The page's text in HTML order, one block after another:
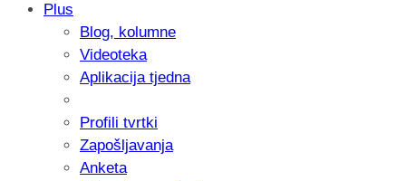
Samsung otkrio kako je nastajala
donijelo tanje i izdržljivije preklopne
Plus
Blog, kolumne
Videoteka
Aplikacija tjedna
Profili tvrtki
Zapošljavanja
Anketa